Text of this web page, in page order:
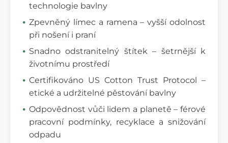
technologie bavlny
Zpevněný límec a ramena – vyšší odolnost
při nošení i praní
Snadno odstranitelný štítek – šetrnější k
životnímu prostředí
Certifikováno US Cotton Trust Protocol –
etické a udržitelné pěstování bavlny
Odpovědnost vůči lidem a planetě – férové
pracovní podmínky, recyklace a snižování
odpadu